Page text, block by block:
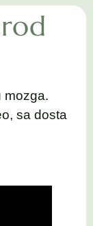
mozga.
sa dosta